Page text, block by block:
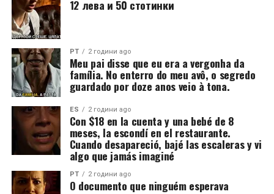
12 лева и 50 стотинки
PT 2 години ago
Meu pai disse que eu era a vergonha da
família. No enterro do meu avô, o segredo
guardado por doze anos veio à tona.
ES 2 години ago
Con $18 en la cuenta y una bebé de 8
meses, la escondí en el restaurante.
Cuando desapareció, bajé las escaleras y vi
algo que jamás imaginé
PT 2 години ago
O documento que ninguém esperava